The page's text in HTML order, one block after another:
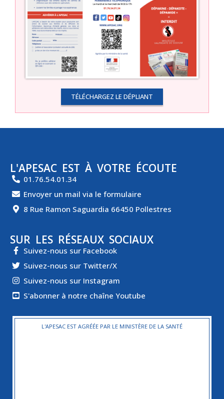
TÉLÉCHARGEZ LE DÉPLIANT
L'APESAC EST À VOTRE ÉCOUTE
01.76.54.01.34
Envoyer un mail via le formulaire
8 Rue Ramon Saguardia 66450 Pollestres
SUR LES RÉSEAUX SOCIAUX
Suivez-nous sur Facebook
Suivez-nous sur Twitter/X
Suivez-nous sur Instagram
S'abonner à notre chaîne Youtube
L'APESAC EST AGRÉÉE PAR LE MINISTÈRE DE LA SANTÉ